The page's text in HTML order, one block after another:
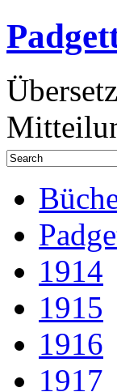
1914
1915
1916
1917